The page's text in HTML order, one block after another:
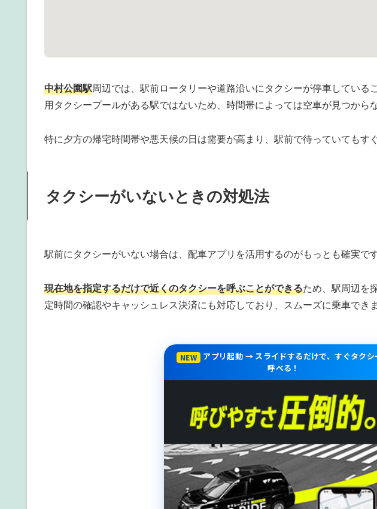
中村公園駅周辺では、駅前ロータリーや道路沿いにタクシーが停車している
用タクシープールがある駅ではないため、時間帯によっては空車が見つから
特に夕方の帰宅時間帯や悪天候の日は需要が高まり、駅前で待っていてもす
タクシーがいないときの対処法
駅前にタクシーがいない場合は、配車アプリを活用するのがもっとも確実です
現在地を指定するだけで近くのタクシーを呼ぶことができるため、駅周辺を
定時間の確認やキャッシュレス決済にも対応しており、スムーズに乗車できま
NEW
アプリ起動 → スライドするだけで、すぐタクシ
呼べる！